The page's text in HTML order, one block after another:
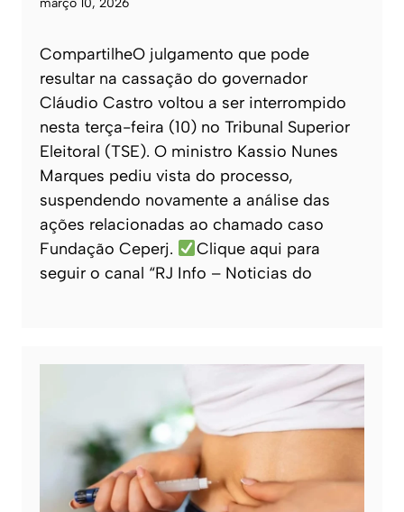
CompartilheO julgamento que pode
resultar na cassação do governador
Cláudio Castro voltou a ser interrompido
nesta terça-feira (10) no Tribunal Superior
Eleitoral (TSE). O ministro Kassio Nunes
Marques pediu vista do processo,
suspendendo novamente a análise das
ações relacionadas ao chamado caso
Fundação Ceperj.
Clique aqui para
seguir o canal “RJ Info – Noticias do